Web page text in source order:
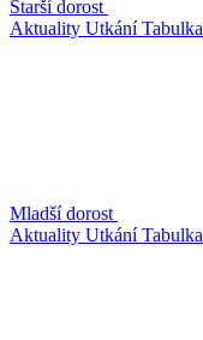
Starší dorost
Aktuality UtkáníTabulka
Mladší dorost
Aktuality UtkáníTabulka